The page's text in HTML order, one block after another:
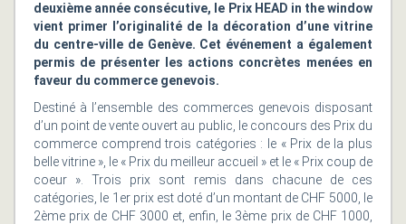
deuxième année consécutive, le Prix HEAD in the window
vient primer l’originalité de la décoration d’une vitrine
du centre-ville de Genève. Cet événement a également
permis de présenter les actions concrètes menées en
faveur du commerce genevois.
Destiné à l’ensemble des commerces genevois disposant
d’un point de vente ouvert au public, le concours des Prix du
commerce comprend trois catégories : le « Prix de la plus
belle vitrine », le « Prix du meilleur accueil » et le « Prix coup de
coeur ». Trois prix sont remis dans chacune de ces
catégories, le 1er prix est doté d’un montant de CHF 5000, le
2ème prix de CHF 3000 et, enfin, le 3ème prix de CHF 1000,